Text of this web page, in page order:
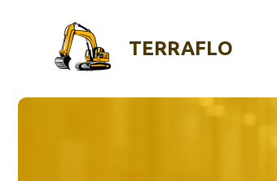
TERRAFLO